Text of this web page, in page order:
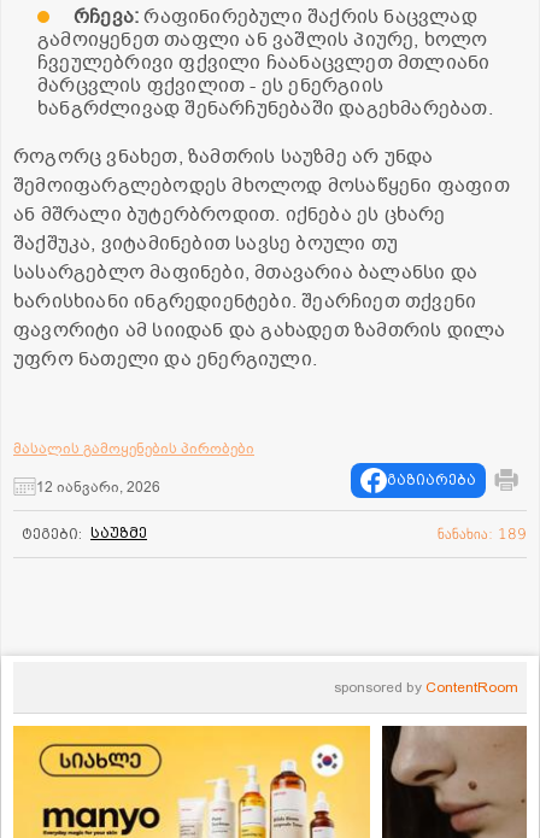
რჩევა:რაფინირებული შაქრის ნაცვლად
გამოიყენეთ თაფლი ან ვაშლის პიურე, ხოლო
ჩვეულებრივი ფქვილი ჩაანაცვლეთ მთლიანი
მარცვლის ფქვილით - ეს ენერგიის
ხანგრძლივად შენარჩუნებაში დაგეხმარებათ.
როგორც ვნახეთ, ზამთრის საუზმე არ უნდა
შემოიფარგლებოდეს მხოლოდ მოსაწყენი ფაფით
ან მშრალი ბუტერბროდით. იქნება ეს ცხარე
შაქშუკა, ვიტამინებით სავსე ბოული თუ
სასარგებლო მაფინები, მთავარია ბალანსი და
ხარისხიანი ინგრედიენტები. შეარჩიეთ თქვენი
ფავორიტი ამ სიიდან და გახადეთ ზამთრის დილა
უფრო ნათელი და ენერგიული.
მასალის გამოყენების პირობები
12 იანვარი, 2026
გაზიარება
ტეგები: საუზმე ნანახია: 189
sponsored by ContentRoom